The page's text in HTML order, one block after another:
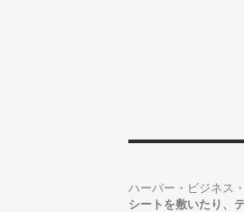
ハーバー・ビジネス
シートを敷いたり、